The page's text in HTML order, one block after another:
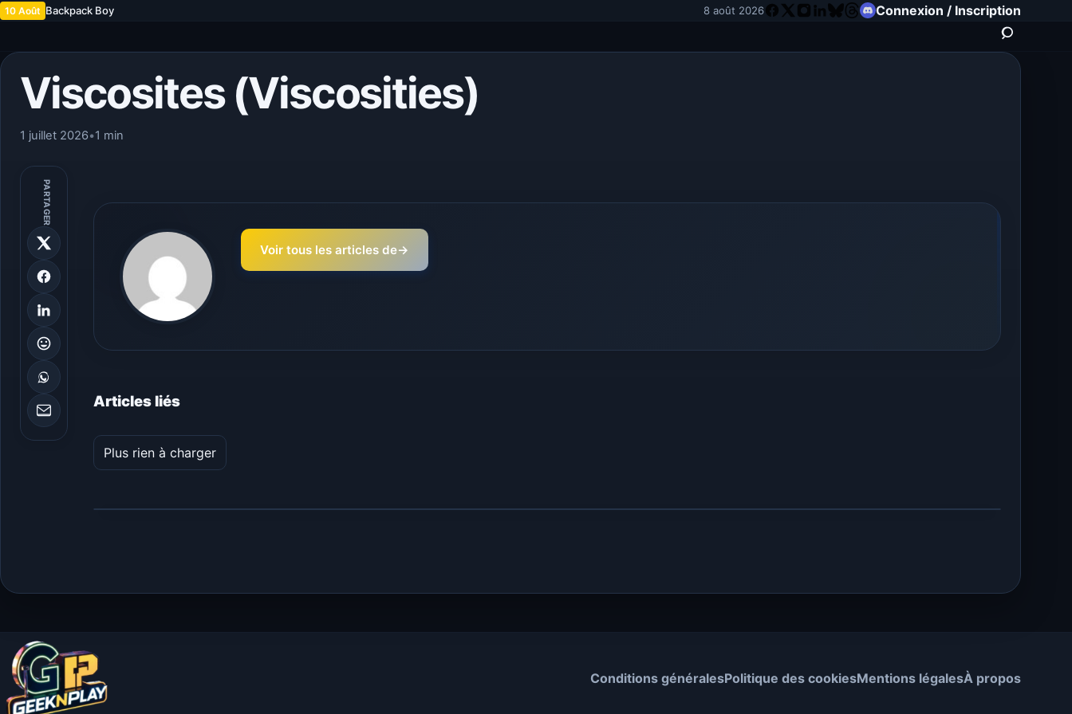
10 Août Backpack Boy 8 août 2026 Connexion / Inscription
Viscosites (Viscosities)
1 juillet 2026•1 min
PARTAGER
Voir tous les articles de→
Articles liés
Plus rien à charger
Conditions généralesPolitique des cookiesMentions légalesÀ propos